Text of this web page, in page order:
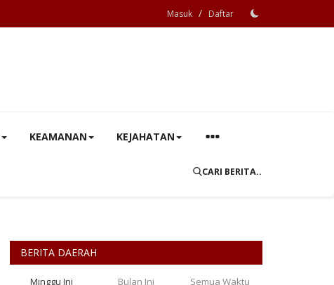
Masuk / Daftar
KEAMANAN KEJAHATAN
CARI BERITA..
BERITA DAERAH
Minggu Ini Bulan Ini Semua Waktu